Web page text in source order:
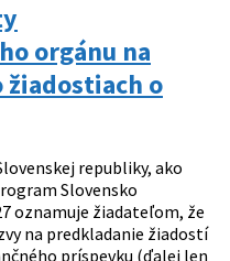
orgánu na
o
republiky, ako
Slovensko
oznamuje žiadateľom, že
na predkladanie žiadostí
príspevku (ďalej len